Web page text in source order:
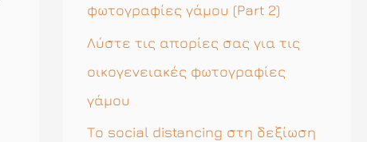
σ
η
γ
ι
α
φωτογραφίες γάμου (Part 2)
Λύστε τις απορίες σας για τις
οικογενειακές φωτογραφίες
γάμου
Το social distancing στη δεξίωση